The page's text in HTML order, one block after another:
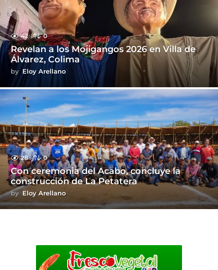
42 0
Revelan a los Mojigangos 2026 en Villa de
Álvarez, Colima
by Eloy Arellano
28 0
Con ceremonia del Acabo, concluye la
construcción de La Petatera
by Eloy Arellano